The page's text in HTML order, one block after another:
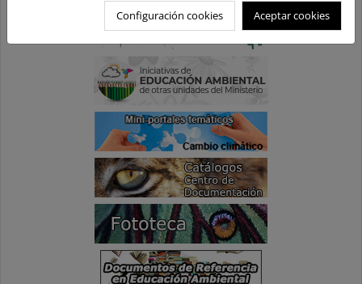
Configuración cookies Aceptar cookies